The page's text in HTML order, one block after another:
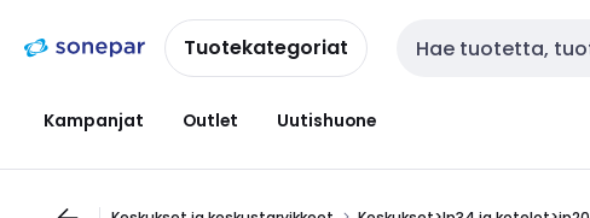
navigointiinsisältöönTuotekategoriat Haku
Kampanjat Outlet Uutishuone